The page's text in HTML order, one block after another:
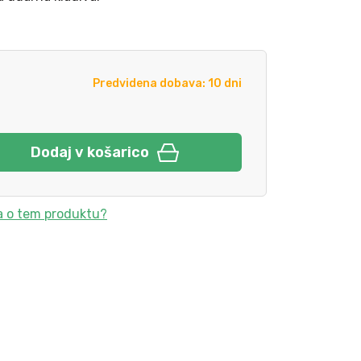
Predvidena dobava: 10 dni
Dodaj v košarico
o tem produktu?